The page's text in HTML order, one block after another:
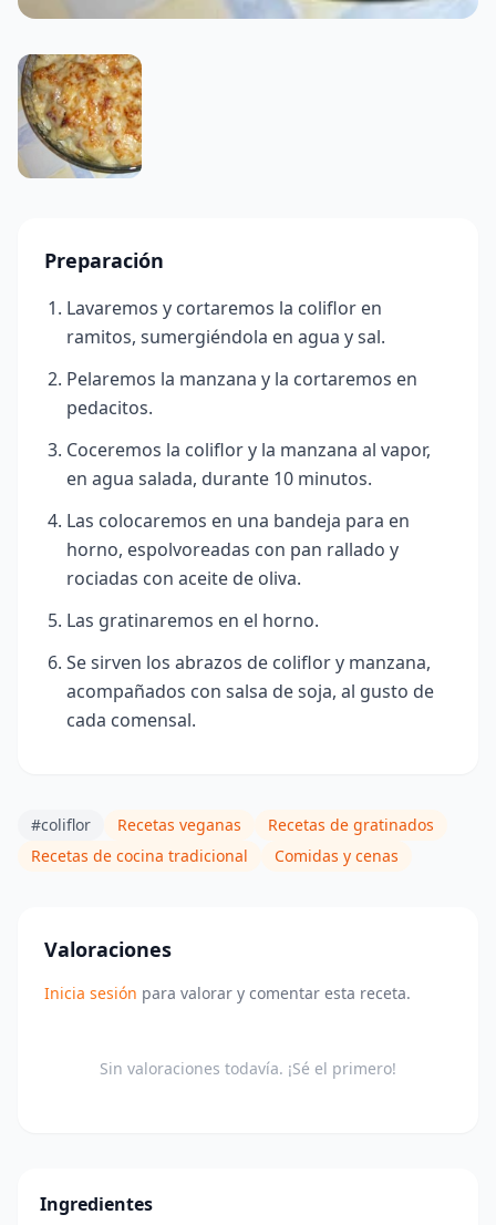
Preparación
Lavaremos y cortaremos la coliflor en
ramitos, sumergiéndola en agua y sal.
Pelaremos la manzana y la cortaremos en
pedacitos.
Coceremos la coliflor y la manzana al vapor,
en agua salada, durante 10 minutos.
Las colocaremos en una bandeja para en
horno, espolvoreadas con pan rallado y
rociadas con aceite de oliva.
Las gratinaremos en el horno.
Se sirven los abrazos de coliflor y manzana,
acompañados con salsa de soja, al gusto de
cada comensal.
#coliflor Recetas veganas
Recetas de gratinados
Recetas de cocina tradicional
Comidas y cenas
Valoraciones
Inicia sesión para valorar y comentar esta receta.
Sin valoraciones todavía. ¡Sé el primero!
Ingredientes